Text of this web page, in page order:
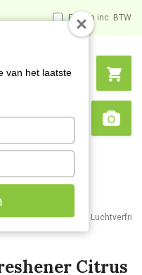
Prijzen inc. BTW
Search
Reinigingsmiddelen
Citrus
van het laatste